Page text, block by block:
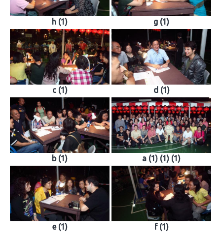
h (1) g (1)
c (1) d (1)
b (1) a (1) (1) (1)
e (1) f (1)